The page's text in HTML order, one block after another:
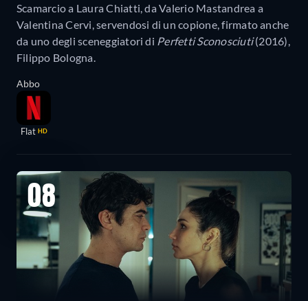
Scamarcio a Laura Chiatti, da Valerio Mastandrea a
Valentina Cervi, servendosi di un copione, firmato anche
da uno degli sceneggiatori di Perfetti Sconosciuti(2016),
Filippo Bologna.
Abbo
Flat HD
08